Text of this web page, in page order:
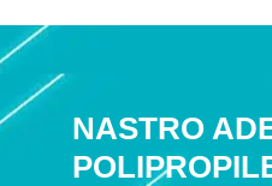
NASTRO